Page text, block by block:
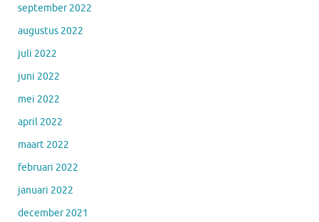
september 2022
augustus 2022
juli 2022
juni 2022
mei 2022
april 2022
maart 2022
februari 2022
januari 2022
december 2021